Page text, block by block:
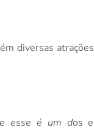
diversas
esse é um dos